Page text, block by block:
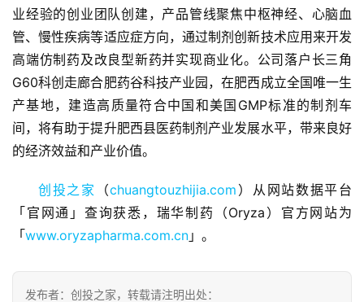
首
页
融
资
报
商
业
察
业经验的创业团队创建，产品管线聚焦中枢神经、心脑血
管、慢性疾病等适应症方向，通过制剂创新技术应用来开发
高端仿制药及改良型新药并实现商业化。公司落户长三角
G60科创走廊合肥药谷科技产业园，在肥西成立全国唯一生
产基地，建造高质量符合中国和美国GMP标准的制剂车
间，将有助于提升肥西县医药制剂产业发展水平，带来良好
的经济效益和产业价值。
创投之家 （chuangtouzhijia.com ）从网站数据平台
「官网通」查询获悉，瑞华制药（Oryza）官方网站为
「www.oryzapharma.com.cn 」。
发布者：创投之家，转载请注明出处：